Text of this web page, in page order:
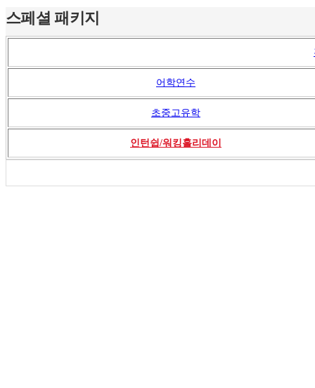
스페셜 패키지
어학연수
초중고유학
인턴쉽/워킹홀리데이